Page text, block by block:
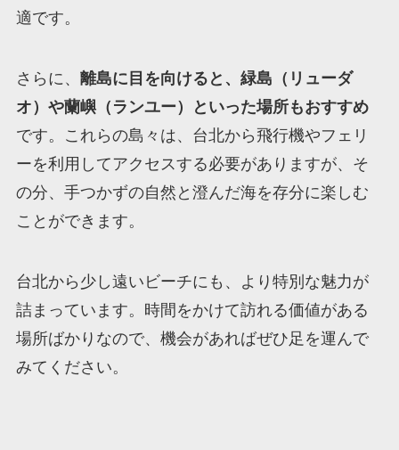
適です。
さらに、 離島に目を向けると、緑島（リューダ
オ）や蘭嶼（ランユー）といった場所もおすすめ
です。これらの島々は、台北から飛行機やフェリ
ーを利用してアクセスする必要がありますが、そ
の分、手つかずの自然と澄んだ海を存分に楽しむ
ことができます。
台北から少し遠いビーチにも、より特別な魅力が
詰まっています。時間をかけて訪れる価値がある
場所ばかりなので、機会があればぜひ足を運んで
みてください。